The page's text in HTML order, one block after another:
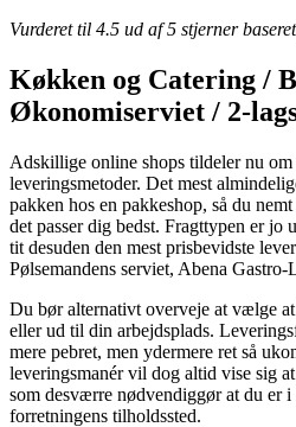
Vurderet til 4.5 ud af 5 stjerner
Køkken og Catering /
Økonomiserviet / 2-
Adskillige online shops tildeler nu
leveringsmetoder. Det mest
pakken hos en pakkeshop, så du
det passer dig bedst. Fragttypen er
tit desuden den mest prisbevidste
Pølsemandens serviet, Abena
Du bør alternativt overveje at vælge
eller ud til din arbejdsplads.
mere pebret, men ydermere ret så
leveringsmanér vil dog altid vise sig
som desværre nødvendiggør at du er
forretningens tilholdssted.